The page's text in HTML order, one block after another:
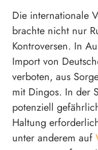
Die internationale
brachte nicht nur
Kontroversen. In
Import von
verboten, aus
mit Dingos. In der
potenziell
Haltung
unter anderem auf